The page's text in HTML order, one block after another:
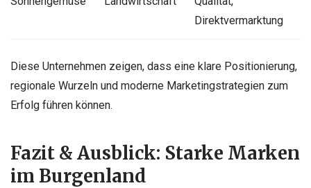
Direktvermarktung
Diese Unternehmen zeigen, dass eine klare Positionierung,
regionale Wurzeln und moderne Marketingstrategien zum
Erfolg führen können.
Fazit & Ausblick: Starke Marken
im Burgenland